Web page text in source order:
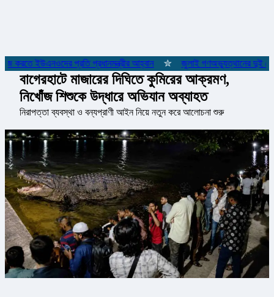
করতে ইউএনওদের প্রতি প্রধানমন্ত্রীর আহ্বান জুলাই গণঅভ্যুত্থানের দুই
বাগেরহাটে মাজারের দিঘিতে কুমিরের আক্রমণ,
নিখোঁজ শিশুকে উদ্ধারে অভিযান অব্যাহত
নিরাপত্তা ব্যবস্থা ও বন্যপ্রাণী আইন নিয়ে নতুন করে আলোচনা শুরু